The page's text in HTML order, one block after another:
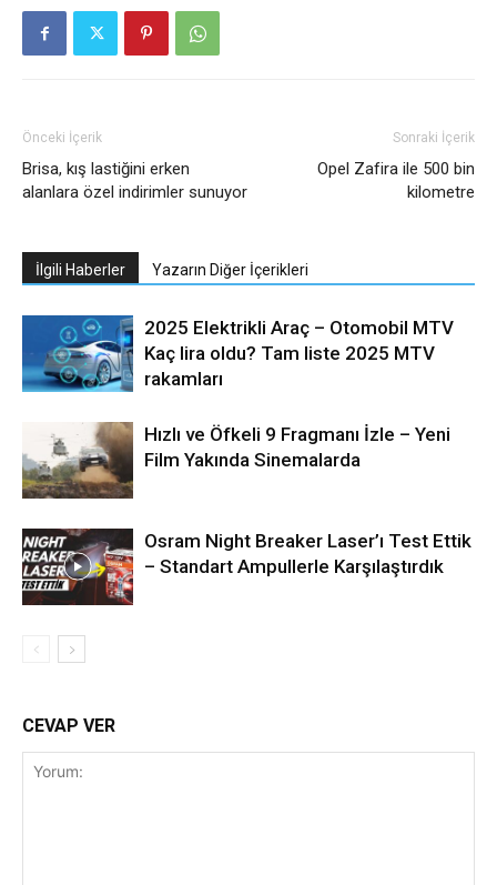
Önceki İçerik
Brisa, kış lastiğini erken
alanlara özel indirimler sunuyor
Sonraki İçerik
Opel Zafira ile 500 bin
kilometre
İlgili Haberler Yazarın Diğer İçerikleri
2025 Elektrikli Araç – Otomobil MTV
Kaç lira oldu? Tam liste 2025 MTV
rakamları
Hızlı ve Öfkeli 9 Fragmanı İzle – Yeni
Film Yakında Sinemalarda
Osram Night Breaker Laser’ı Test Ettik
– Standart Ampullerle Karşılaştırdık
CEVAP VER